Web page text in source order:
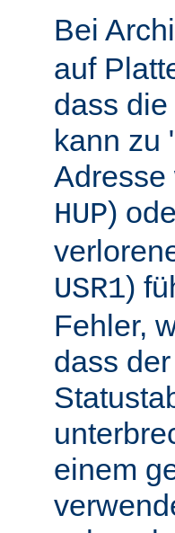
Bei
auf
dass
kann zu
Adresse
HUP)
USR1)
Fehler,
dass
einem